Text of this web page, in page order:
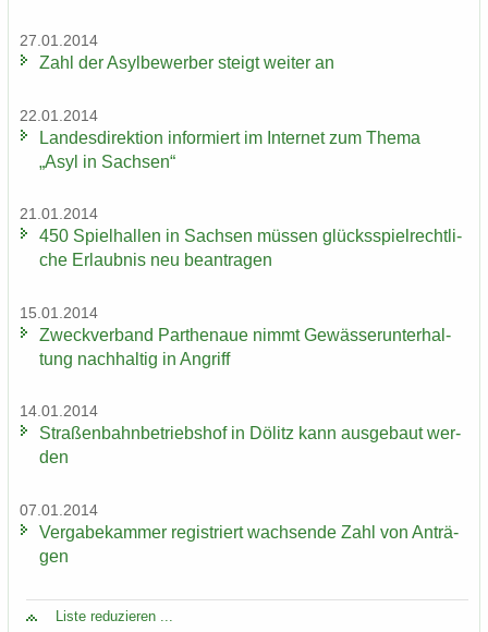
27.01.2014
Zahl der Asyl­be­wer­ber steigt wei­ter an
22.01.2014
Lan­des­di­rek­ti­on in­for­miert im In­ter­net zum Thema
„Asyl in Sach­sen“
21.01.2014
450 Spiel­hal­len in Sach­sen müs­sen glücks­spiel­recht­li­
che Er­laub­nis neu be­an­tra­gen
15.01.2014
Zweck­ver­band Par­the­naue nimmt Ge­wäs­ser­un­ter­hal­
tung nach­hal­tig in An­griff
14.01.2014
Stra­ßen­bahn­be­triebs­hof in Dölitz kann aus­ge­baut wer­
den
07.01.2014
Ver­ga­be­kam­mer re­gis­triert wach­sen­de Zahl von An­trä­
gen
Liste re­du­zie­ren ...